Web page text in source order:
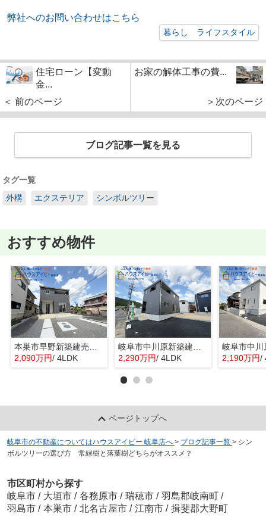
弊社へのお問い合わせはこちら
暮らし ライフスタイル
住宅ローン【変動
金...
＜ 前のページ
お家の解体工事の費...
＞次のページ
ブログ記事一覧を見る
タグ一覧
外構
エクステリア シンボルツリー
おすすめ物件
本巣市早野新築建売限定1邸！モレラ岐阜まで徒歩5分！お買い物便利♪最寄りの駅まで徒歩8分です♪
2,090万円/ 4LDK
岐阜市中川原新築建売全4棟！お車並列3台可能！長良東小学校区！広めのインナーバルコニー！
2,290万円/ 4LDK 2,190万円/
ページトップへ
岐阜市の不動産についてはハウスアイビー 岐阜店へ > ブログ記事一覧 > シン
ボルツリーの選び方 常緑樹と落葉樹どちらがオススメ？
市区町村から探す
岐阜市 / 大垣市 / 各務原市 / 瑞穂市 / 羽島郡岐南町 /
羽島市 / 本巣市 / 北名古屋市 / 江南市 / 揖斐郡大野町